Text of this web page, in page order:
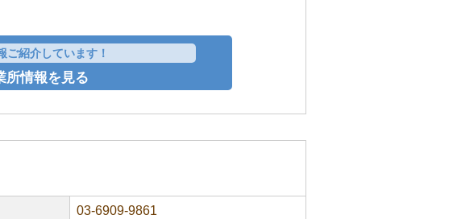
ご紹介しています！
所情報を見る
03-6909-9861